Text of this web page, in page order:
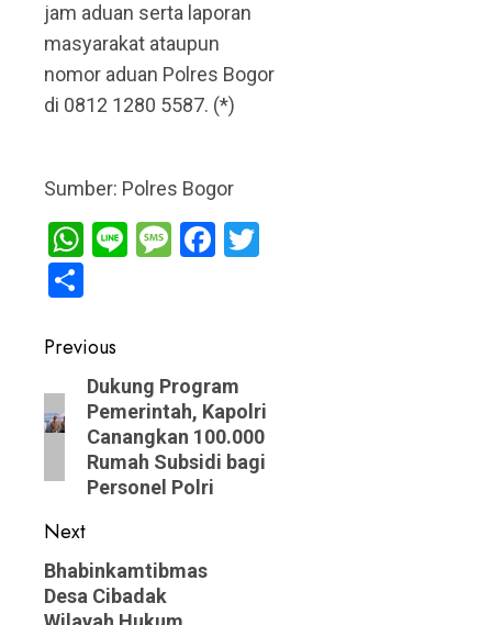
jam aduan serta laporan
masyarakat ataupun
nomor aduan Polres Bogor
di 0812 1280 5587. (*)
Sumber: Polres Bogor
WhatsApp
LineMessage
Facebook
Post
navigation
Previous
Previous
post:
Dukung Program
Pemerintah, Kapolri
Canangkan 100.000
Rumah Subsidi bagi
Personel Polri
Next
Next
post:
Bhabinkamtibmas
Desa Cibadak